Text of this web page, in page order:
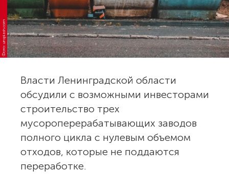
Фото: unsplash.com
Власти Ленинградской области
обсудили с возможными инвесторами
строительство трех
мусороперерабатывающих заводов
полного цикла с нулевым объемом
отходов, которые не поддаются
переработке.